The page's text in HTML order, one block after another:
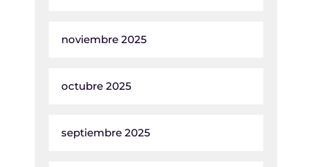
noviembre 2025
octubre 2025
septiembre 2025